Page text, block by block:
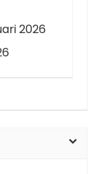
2026